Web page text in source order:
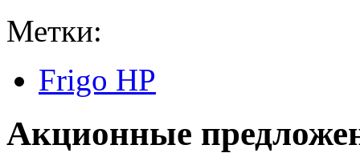
Метки:
Frigo HP
Акционные